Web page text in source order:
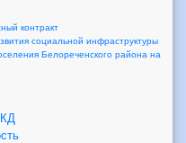
контракт
социальной инфраструктуры
Белореченского района на